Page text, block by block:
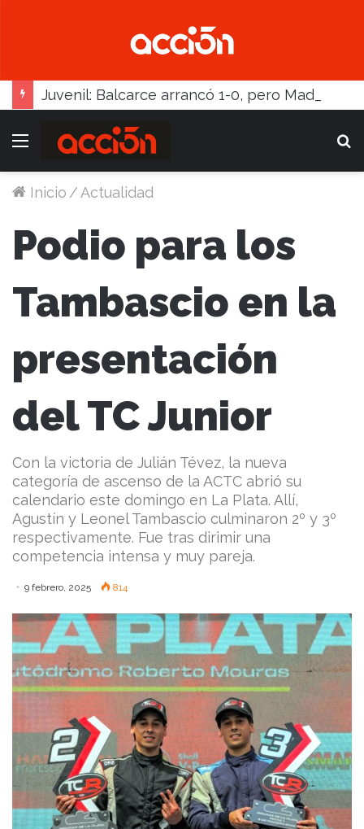
Menú
Inicio /Actualidad
Podio para los
Tambascio en la
presentación
del TC Junior
Con la victoria de Julián Tévez, la nueva
categoría de ascenso de la ACTC abrió su
calendario este domingo en La Plata. Allí,
Agustín y Leonel Tambascio culminaron 2º y 3º
respectivamente. Fue tras dirimir una
competencia intensa y muy pareja.
9 febrero, 2025 814